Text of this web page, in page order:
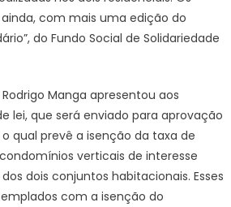
do
Jardim
dos
Sorocabanos
–
Agência
de
com mais uma edição do
do Fundo Social de Solidariedade
Manga apresentou aos
lei, que será enviado para aprovação
qual prevê a isenção da taxa de
verticais de interesse
dois conjuntos habitacionais. Esses
com a isenção do